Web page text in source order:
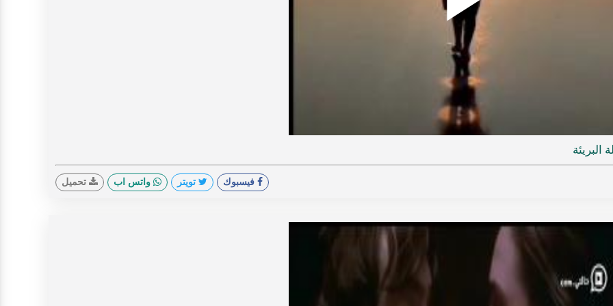
Play
Video
البريئة
فيسبوك تويتر واتس اب تحميل